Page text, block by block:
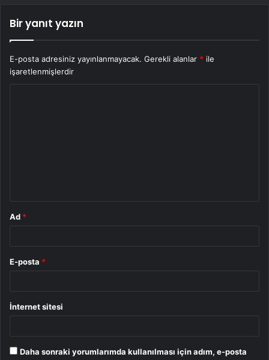
Bir yanıt yazın
E-posta adresiniz yayınlanmayacak. Gerekli alanlar * ile
işaretlenmişlerdir
Ad *
E-posta *
İnternet sitesi
Daha sonraki yorumlarımda kullanılması için adım, e-posta